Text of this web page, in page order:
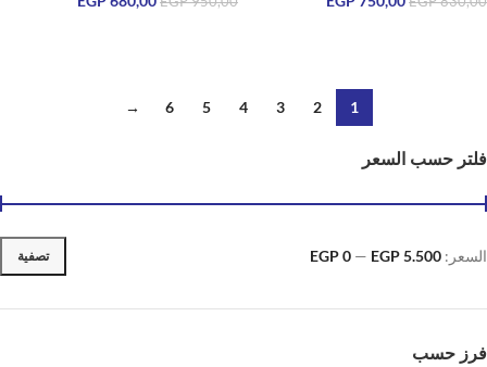
فلتر حسب السعر
تصفية السعر: EGP 0 — EGP 5.500
فرز حسب
1
2
3
4
5
6
→